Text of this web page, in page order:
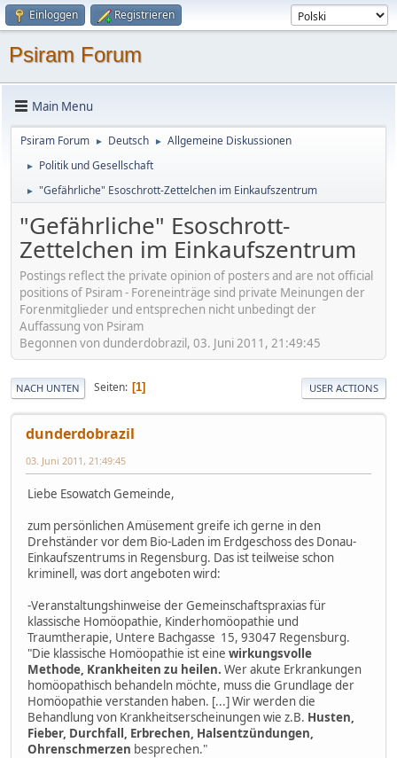
Einloggen Registrieren
Psiram Forum
Main Menu
Psiram Forum ► Deutsch ► Allgemeine Diskussionen
► Politik und Gesellschaft
► "Gefährliche" Esoschrott-Zettelchen im Einkaufszentrum
"Gefährliche" Esoschrott-
Zettelchen im Einkaufszentrum
Postings reflect the private opinion of posters and are not official
positions of Psiram - Foreneinträge sind private Meinungen der
Forenmitglieder und entsprechen nicht unbedingt der
Auffassung von Psiram
Begonnen von dunderdobrazil, 03. Juni 2011, 21:49:45
NACH UNTEN Seiten 1 USER ACTIONS
dunderdobrazil
03. Juni 2011, 21:49:45
Liebe Esowatch Gemeinde,
zum persönlichen Amüsement greife ich gerne in den
Drehständer vor dem Bio-Laden im Erdgeschoss des Donau-
Einkaufszentrums in Regensburg. Das ist teilweise schon
kriminell, was dort angeboten wird:
-Veranstaltungshinweise der Gemeinschaftspraxias für
klassische Homöopathie, Kinderhomöopathie und
Traumtherapie, Untere Bachgasse 15, 93047 Regensburg.
"Die klassische Homöopathie ist eine wirkungsvolle
Methode, Krankheiten zu heilen. Wer akute Erkrankungen
homöopathisch behandeln möchte, muss die Grundlage der
Homöopathie verstanden haben. [...] Wir werden die
Behandlung von Krankheitserscheinungen wie z.B. Husten,
Fieber, Durchfall, Erbrechen, Halsentzündungen,
Ohrenschmerzen besprechen."